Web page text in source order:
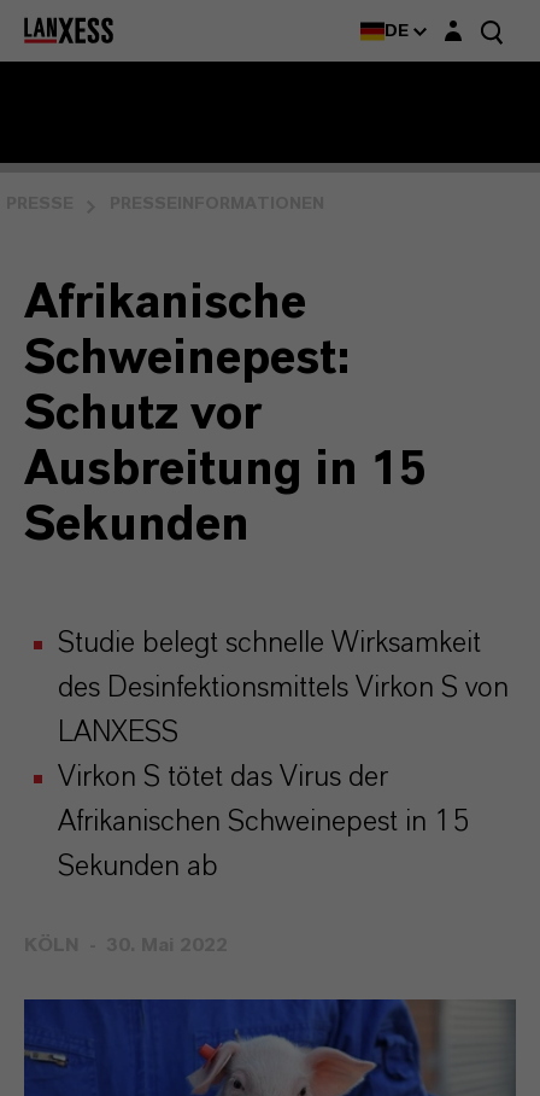
DE Login-Maske
Afrikanische
Schweinepest:
Schutz vor
Ausbreitung in 15
Sekunden
Studie belegt schnelle Wirksamkeit
des Desinfektionsmittels Virkon S von
LANXESS
Virkon S tötet das Virus der
Afrikanischen Schweinepest in 15
Sekunden ab